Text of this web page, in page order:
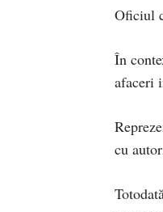
Oficiul
În
afaceri
cu